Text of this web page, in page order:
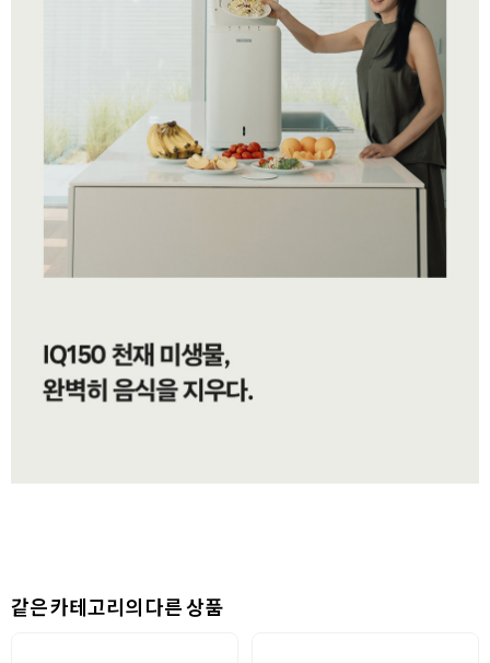
같은 카테고리의 다른 상품